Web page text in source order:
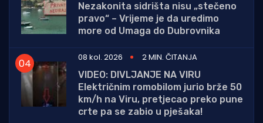
Nezakonita sidrišta nisu „stečeno
pravo“ – Vrijeme je da uredimo
more od Umaga do Dubrovnika
08 kol. 2026
2 MIN. ČITANJA
VIDEO: DIVLJANJE NA VIRU
Električnim romobilom jurio brže 50
km/h na Viru, pretjecao preko pune
crte pa se zabio u pješaka!